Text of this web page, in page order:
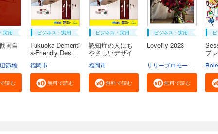
実用
国自
節雄
読む
ビジネス・実用
Fukuoka Dementi
a-Friendly Desi...
福岡市
無料で読む
ビジネス・実用
認知症の人にも
やさしいデザイ
福岡市
無料で読む
ビジネス・実用
Lovelily 2023
無料で読む
プ